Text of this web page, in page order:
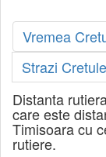
Vremea
Strazi
Distanta
care este
Timisoara cu
rutiere.